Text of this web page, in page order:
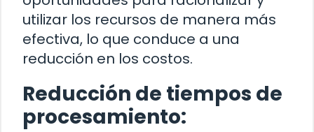
utilizar los recursos de manera más
efectiva, lo que conduce a una
reducción en los costos.
Reducción de tiempos de
procesamiento: